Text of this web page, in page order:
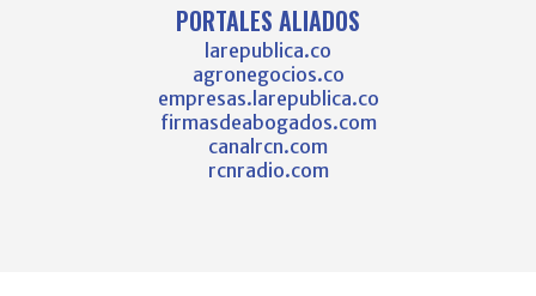
PORTALES ALIADOS
larepublica.co
agronegocios.co
empresas.larepublica.co
firmasdeabogados.com
canalrcn.com
rcnradio.com